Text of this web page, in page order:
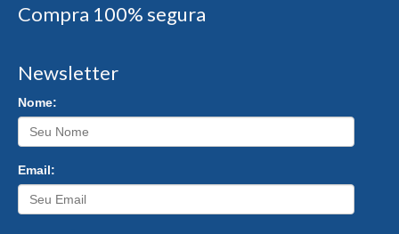
Compra 100% segura
Newsletter
Nome:
Email: